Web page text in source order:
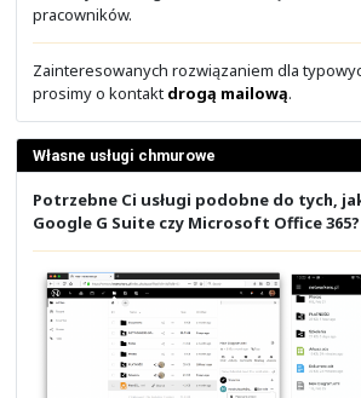
Wprowadzenie i obsługa inwentarza
Polecenia ad-hoc i moduły
YAML i tworzenie Playbook-ów
Zmienne i szablony Jinja2
Pętle, warunki i uchwyty
Automatyzacja sieci
Podstawy sieci z Cisco IOS
Moduł 1: Wstęp do Cisco IOS CLI